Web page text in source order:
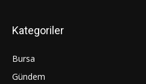
Kategoriler
Bursa
Gündem